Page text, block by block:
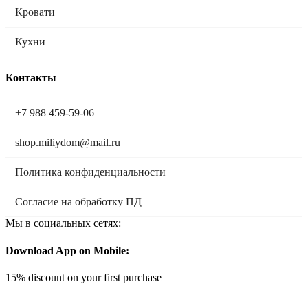
Кровати
Кухни
Контакты
+7 988 459-59-06
shop.miliydom@mail.ru
Политика конфиденциальности
Согласие на обработку ПД
Мы в социальных сетях:
Download App on Mobile:
15% discount on your first purchase